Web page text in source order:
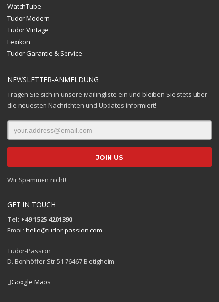
WatchTube
Tudor Modern
Tudor Vintage
Lexikon
Tudor Garantie & Service
NEWSLETTER-ANMELDUNG
Tragen Sie sich in unsere Mailingliste ein und bleiben Sie stets über
die neuesten Nachrichten und Updates informiert!
Wir Spammen nicht!
GET IN TOUCH
Tel: +49 1525 4201390
Email: hello@tudor-passion.com
Tudor-Passion
D. Bonhöffer-Str.51 76467 Bietigheim
Google Maps